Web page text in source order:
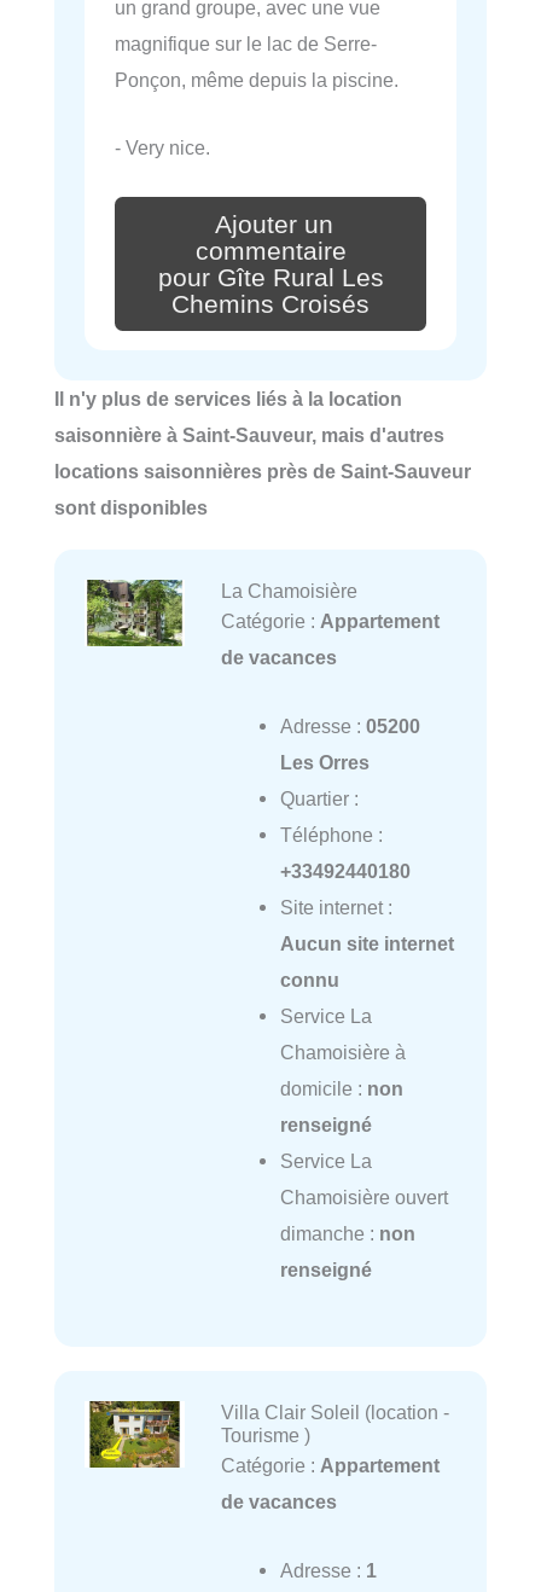
un grand groupe, avec une vue
magnifique sur le lac de Serre-
Ponçon, même depuis la piscine.
- Very nice.
Ajouter un
commentaire
pour Gîte Rural Les
Chemins Croisés
Il n'y plus de services liés à la location
saisonnière à Saint-Sauveur, mais d'autres
locations saisonnières près de Saint-Sauveur
sont disponibles
La Chamoisière
Catégorie : Appartement
de vacances
Adresse : 05200
Les Orres
Quartier :
Téléphone :
+33492440180
Site internet :
Aucun site internet
connu
Service La
Chamoisière à
domicile : non
renseigné
Service La
Chamoisière ouvert
dimanche : non
renseigné
Villa Clair Soleil (location -
Tourisme )
Catégorie : Appartement
de vacances
Adresse : 1